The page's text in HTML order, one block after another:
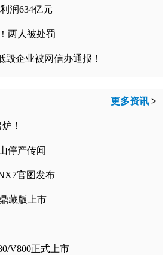
润634亿元
两人被处罚
毁企业被网信办通报！
更多资讯 >
！
停产传闻
官图发布
藏版上市
V800正式上市